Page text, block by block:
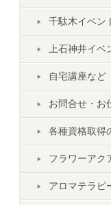
千駄木イベン
上石神井イ
自宅講座など
お問合せ・お
各種資格取得
フラワーアク
アロマテラピ